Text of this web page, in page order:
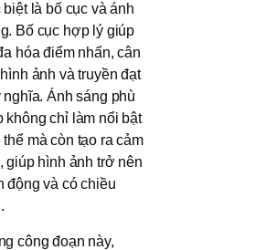
biệt là bố cục và ánh
Bố cục hợp lý giúp
hóa điểm nhấn, cân
ảnh và truyền đạt
nghĩa. Ánh sáng phù
không chỉ làm nổi bật
thể mà còn tạo ra cảm
giúp hình ảnh trở nên
động và có chiều
công đoạn này,